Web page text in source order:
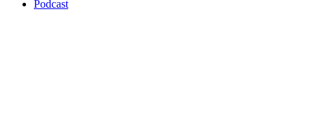
Podcast